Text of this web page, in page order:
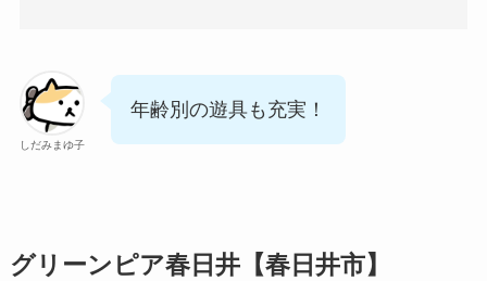
しだみまゆ子
年齢別の遊具も充実！
グリーンピア春日井【春日井市】